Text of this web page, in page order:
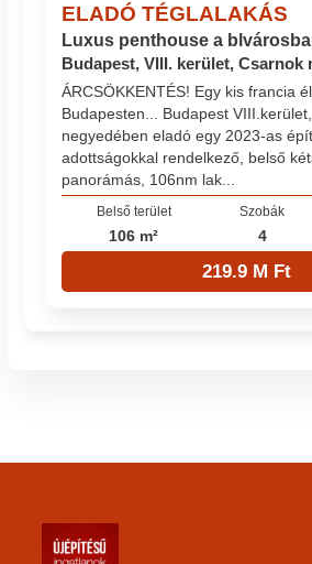
ELADÓ TÉGLALAKÁS
Luxus penthouse a
Budapest, VIII. kerület, Csarnok
ÁRCSÖKKENTÉS! Egy kis francia
Budapesten... Budapest
negyedében eladó egy 2023-as
adottságokkal rendelkező, belső
panorámás, 106nm lak...
Belső terület
106 m²
Szobák
4
219.9 M Ft